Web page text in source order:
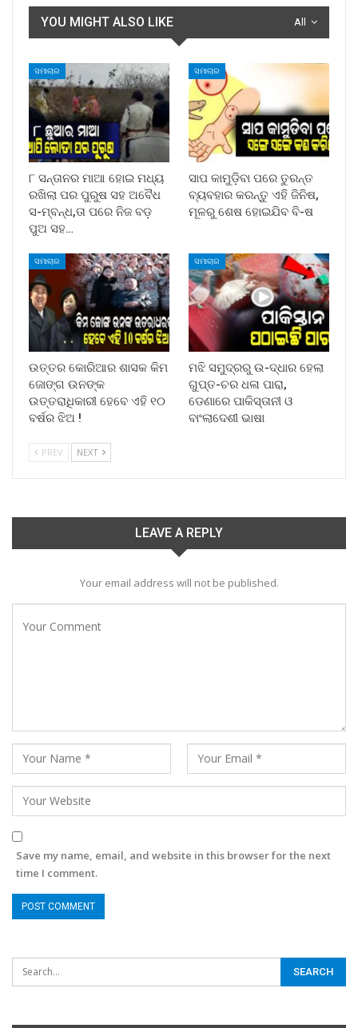
All
YOU MIGHT ALSO LIKE
ସମାଚାର
୮ ସନ୍ତାନର ମାଆ ହୋଇ ମଧ୍ୟ
ରଖିଲା ପର ପୁରୁଷ ସହ ଅବୈଧ
ସ-ମ୍ବନ୍ଧ,ତା ପରେ ନିଜ ବଡ଼
ପୁଅ ସହ…
ସମାଚାର
ସାପ କାମୁଡ଼ିବା ପରେ ତୁରନ୍ତ
ବ୍ୟବହାର କରନ୍ତୁ ଏହି ଜିନିଷ,
ମୂଳରୁ ଶେଷ ହୋଇଯିବ ବି-ଷ
ସମାଚାର
ଉତ୍ତର କୋରିଆର ଶାସକ କିମ
ଜୋଙ୍ଗ ଉନଙ୍କ
ଉତ୍ତରାଧିକାରୀ ହେବେ ଏହି ୧୦
ବର୍ଷର ଝିଅ !
ସମାଚାର
ମଝି ସମୁଦ୍ରରୁ ଉ-ଦ୍ଧାର ହେଲା
ଗୁପ୍ତ-ଚର ଧଳା ପାରା,
ଡେଣାରେ ପାକିସ୍ତାନୀ ଓ
ବାଂଲାଦେଶୀ ଭାଷା
PREV NEXT
LEAVE A REPLY
Your email address will not be published.
Save my name, email, and website in this browser for the next
time I comment.